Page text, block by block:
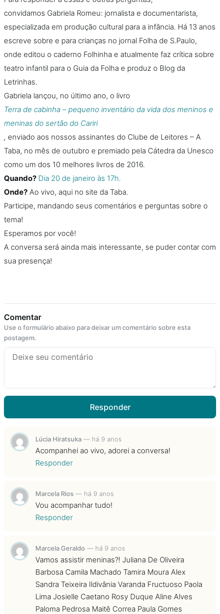
convidamos Gabriela Romeu: jornalista e documentarista,
especializada em produção cultural para a infância. Há 13 anos
escreve sobre e para crianças no jornal Folha de S.Paulo,
onde editou o caderno Folhinha e atualmente faz crítica sobre
teatro infantil para o Guia da Folha e produz o Blog da
Letrinhas.
Gabriela lançou, no último ano, o livro
Terra de cabinha – pequeno inventário da vida dos meninos e
meninas do sertão do Cariri
, enviado aos nossos assinantes do Clube de Leitores – A
Taba, no mês de outubro e premiado pela Cátedra da Unesco
como um dos 10 melhores livros de 2016.
Quando? Dia 20 de janeiro às 17h.
Onde? Ao vivo, aqui no site da Taba.
Participe, mandando seus comentários e perguntas sobre o
tema!
Esperamos por você!
A conversa será ainda mais interessante, se puder contar com
sua presença!
Comentar
Use o formulário abaixo para deixar um comentário sobre esta
postagem.
Responder
Lúcia Hiratsuka — há 9 anos
Acompanhei ao vivo, adorei a conversa!
Responder
Marcela Rios — há 9 anos
Vou acompanhar tudo!
Responder
Marcela Geraldo — há 9 anos
Vamos assistir meninas?! Juliana De Oliveira
Barbosa Camila Machado Tamira Moura Alex
Sandra Teixeira Ildivânia Varanda Fructuoso Paola
Lima Josielle Caetano Rosy Duque Aline Alves
Paloma Pedrosa Maitê Correa Paula Gomes